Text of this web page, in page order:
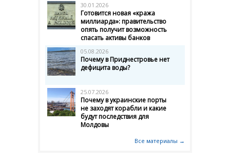
30.01.2026
Готовится новая «кража
миллиарда»: правительство
опять получит возможность
спасать активы банков
05.08.2026
Почему в Приднестровье нет
дефицита воды?
25.07.2026
Почему в украинские порты
не заходят корабли и какие
будут последствия для
Молдовы
Все материалы →